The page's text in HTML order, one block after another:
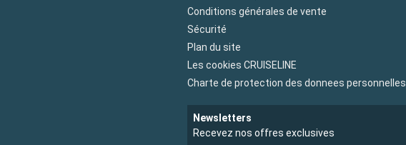
Conditions générales de vente
Sécurité
Plan du site
Les cookies CRUISELINE
Charte de protection des donnees personnelles
Newsletters
Recevez nos offres exclusives